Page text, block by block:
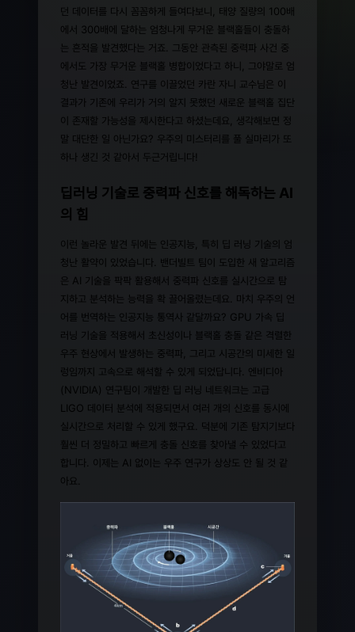
던 데이터를 다시 꼼꼼하게 들여다보니, 태양 질량의 100배
에서 300배에 달하는 엄청나게 무거운 블랙홀들이 충돌하
는 흔적을 발견했다는 거죠. 그동안 관측된 중력파 사건 중
에서도 가장 무거운 블랙홀 병합이었다고 하니, 그야말로 엄
청난 발견이었죠. 연구를 이끌었던 카란 자니 교수님은 이
결과가 기존에 우리가 거의 알지 못했던 새로운 블랙홀 집단
이 존재할 가능성을 제시한다고 하셨는데요, 생각해보면 정
말 대단한 일 아닌가요? 우주의 미스터리를 풀 실마리가 또
하나 생긴 것 같아서 두근거립니다!
딥러닝 기술로 중력파 신호를 해독하는 AI
의 힘
이런 놀라운 발견 뒤에는 인공지능, 특히 딥 러닝 기술의 엄
청난 활약이 있었습니다. 밴더빌트 팀이 도입한 새 알고리즘
은 AI 기술을 팍팍 활용해서 중력파 신호를 실시간으로 탐
지하고 분석하는 능력을 확 끌어올렸는데요. 마치 우주의 언
어를 번역하는 인공지능 통역사 같달까요? GPU 가속 딥
러닝 기술을 적용해서 초신성이나 블랙홀 충돌 같은 격렬한
우주 현상에서 발생하는 중력파, 그리고 시공간의 미세한 일
렁임까지 고속으로 해석할 수 있게 되었답니다. 엔비디아
(NVIDIA) 연구팀이 개발한 딥 러닝 네트워크는 고급
LIGO 데이터 분석에 적용되면서 여러 개의 신호를 동시에
실시간으로 처리할 수 있게 했구요. 덕분에 기존 탐지기보다
훨씬 더 정밀하고 빠르게 충돌 신호를 찾아낼 수 있었다고
합니다. 이제는 AI 없이는 우주 연구가 상상도 안 될 것 같
아요.